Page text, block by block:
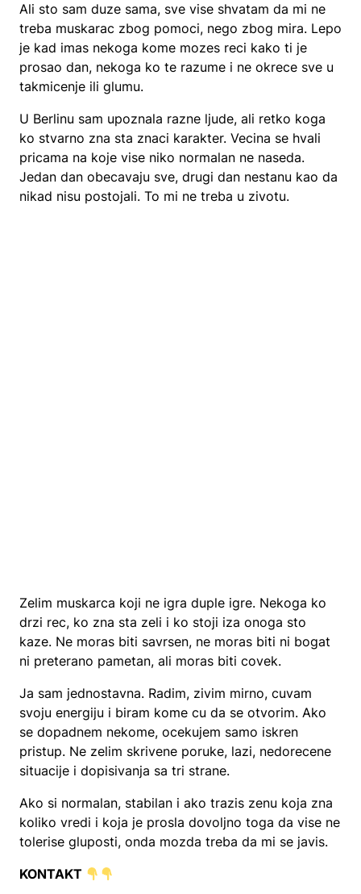
Ali sto sam duze sama, sve vise shvatam da mi ne
treba muskarac zbog pomoci, nego zbog mira. Lepo
je kad imas nekoga kome mozes reci kako ti je
prosao dan, nekoga ko te razume i ne okrece sve u
takmicenje ili glumu.
U Berlinu sam upoznala razne ljude, ali retko koga
ko stvarno zna sta znaci karakter. Vecina se hvali
pricama na koje vise niko normalan ne naseda.
Jedan dan obecavaju sve, drugi dan nestanu kao da
nikad nisu postojali. To mi ne treba u zivotu.
Zelim muskarca koji ne igra duple igre. Nekoga ko
drzi rec, ko zna sta zeli i ko stoji iza onoga sto
kaze. Ne moras biti savrsen, ne moras biti ni bogat
ni preterano pametan, ali moras biti covek.
Ja sam jednostavna. Radim, zivim mirno, cuvam
svoju energiju i biram kome cu da se otvorim. Ako
se dopadnem nekome, ocekujem samo iskren
pristup. Ne zelim skrivene poruke, lazi, nedorecene
situacije i dopisivanja sa tri strane.
Ako si normalan, stabilan i ako trazis zenu koja zna
koliko vredi i koja je prosla dovoljno toga da vise ne
tolerise gluposti, onda mozda treba da mi se javis.
KONTAKT